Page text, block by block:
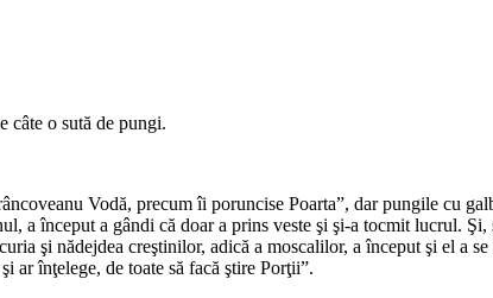
câte o sută de pungi.
Vodă, precum îi poruncise Poarta”, dar pungile cu
a început a gândi că doar a prins veste şi şi-a tocmit lucrul.
şi nădejdea creştinilor, adică a moscalilor, a început şi el a
ar înţelege, de toate să facă ştire Porţii”.